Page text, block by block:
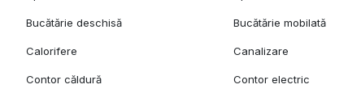
Bucătărie deschisă Bucătărie mobilată
Calorifere Canalizare
Contor căldură Contor electric